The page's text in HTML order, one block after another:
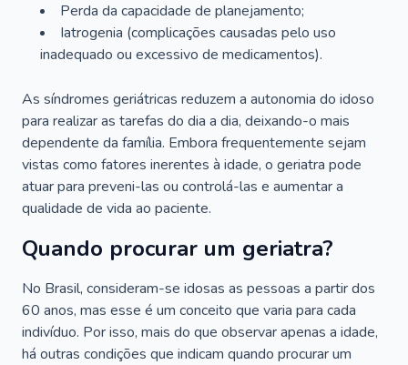
Perda da capacidade de planejamento;
Iatrogenia (complicações causadas pelo uso
inadequado ou excessivo de medicamentos).
As síndromes geriátricas reduzem a autonomia do idoso
para realizar as tarefas do dia a dia, deixando-o mais
dependente da família. Embora frequentemente sejam
vistas como fatores inerentes à idade, o geriatra pode
atuar para preveni-las ou controlá-las e aumentar a
qualidade de vida ao paciente.
Quando procurar um geriatra?
No Brasil, consideram-se idosas as pessoas a partir dos
60 anos, mas esse é um conceito que varia para cada
indivíduo. Por isso, mais do que observar apenas a idade,
há outras condições que indicam quando procurar um